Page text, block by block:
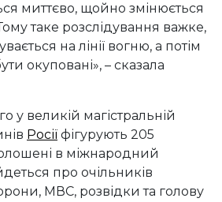
миттєво, щойно змінюється
таке розслідування важке,
на лінії вогню, а потім
окуповані», – сказала
у великій магістральній
Росії фігурують 205
в міжнародний
про очільників
МВС, розвідки та голову